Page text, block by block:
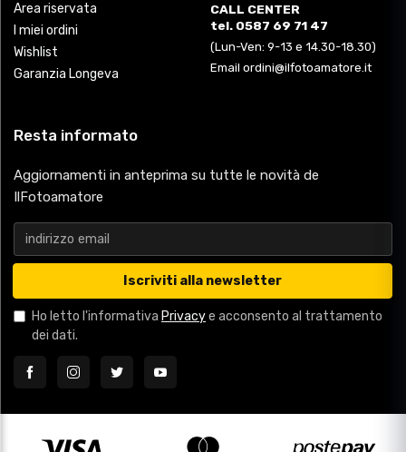
Area riservata
I miei ordini
Wishlist
Garanzia Longeva
CALL CENTER
tel. 0587 69 71 47
(Lun-Ven: 9-13 e 14.30-18.30)
Email ordini@ilfotoamatore.it
Resta informato
Aggiornamenti in anteprima su tutte le novità de
IlFotoamatore
Iscriviti alla newsletter
Ho letto l'informativa Privacye acconsento al trattamento
dei dati.